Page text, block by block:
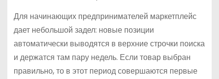
Для начинающих предпринимателей маркетплейс
дает небольшой задел: новые позиции
автоматически выводятся в верхние строчки поиска
и держатся там пару недель. Если товар выбран
правильно, то в этот период совершаются первые